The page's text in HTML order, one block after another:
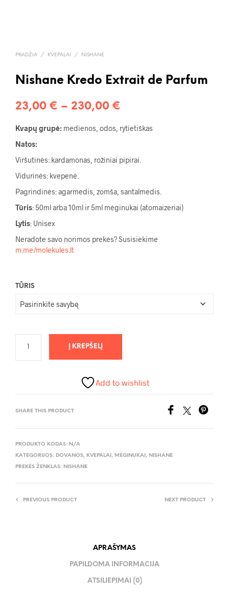
PRADŽIA / KVEPALAI / NISHANE
Nishane Kredo Extrait de Parfum
23,00 € – 230,00 €
range:
through
Kvapų grupė: medienos, odos, rytietiškas
Natos:
Viršutinės: kardamonas, rožiniai pipirai.
Vidurinės: kvepenė.
Pagrindinės: agarmedis, zomša, santalmedis.
Tūris: 50ml arba 10ml ir 5ml mėginukai (atomaizeriai)
Lytis: Unisex
Neradote savo norimos prekės? Susisiekime
m.me/molekules.lt
TŪRIS
Į KREPŠELĮ
Add to wishlist
SHARE THIS PRODUCT
PRODUKTO KODAS: N/A
KATEGORIJOS: DOVANOS, KVEPALAI , MĖGINUKAI , NISHANE
PREKĖS ŽENKLAS: NISHANE
PREVIOUS PRODUCT NEXT PRODUCT
APRAŠYMAS
PAPILDOMA INFORMACIJA
ATSILIEPIMAI (0)